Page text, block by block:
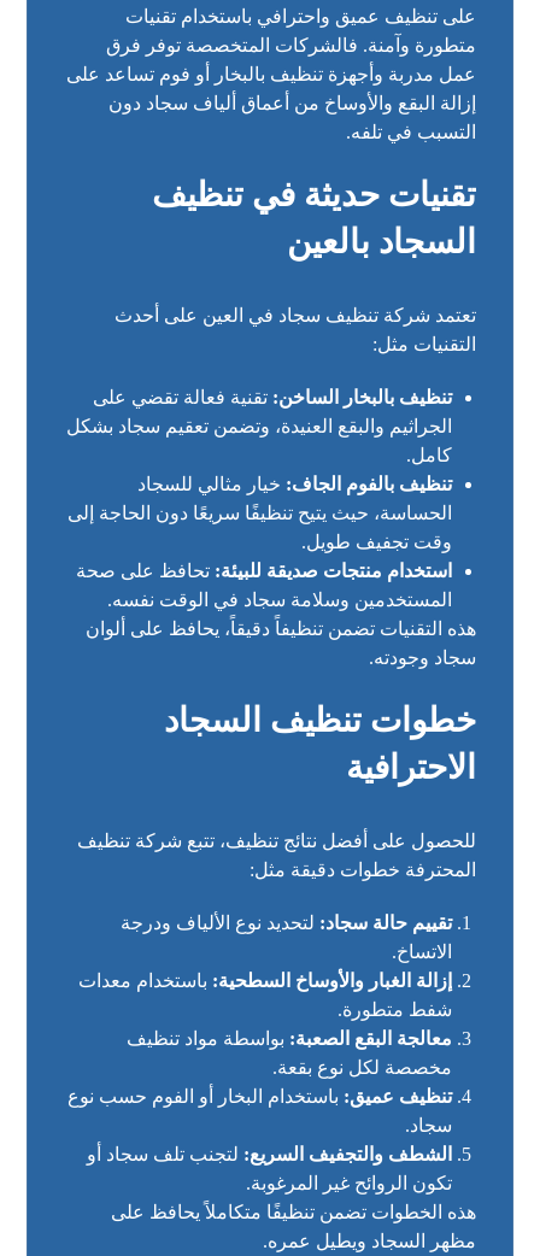
على تنظيف عميق واحترافي باستخدام تقنيات
متطورة وآمنة. فالشركات المتخصصة توفر فرق
عمل مدربة وأجهزة تنظيف بالبخار أو فوم تساعد على
إزالة البقع والأوساخ من أعماق ألياف سجاد دون
التسبب في تلفه.
تقنيات حديثة في تنظيف
السجاد بالعين
تعتمد شركة تنظيف سجاد في العين على أحدث
التقنيات مثل:
تنظيف بالبخار الساخن: تقنية فعالة تقضي على
الجراثيم والبقع العنيدة، وتضمن تعقيم سجاد بشكل
كامل.
تنظيف بالفوم الجاف: خيار مثالي للسجاد
الحساسة، حيث يتيح تنظيفًا سريعًا دون الحاجة إلى
وقت تجفيف طويل.
استخدام منتجات صديقة للبيئة: تحافظ على صحة
المستخدمين وسلامة سجاد في الوقت نفسه.
هذه التقنيات تضمن تنظيفاً دقيقاً، يحافظ على ألوان
سجاد وجودته.
خطوات تنظيف السجاد
الاحترافية
للحصول على أفضل نتائج تنظيف، تتبع شركة تنظيف
المحترفة خطوات دقيقة مثل:
تقييم حالة سجاد: لتحديد نوع الألياف ودرجة
الاتساخ.
إزالة الغبار والأوساخ السطحية: باستخدام معدات
شفط متطورة.
معالجة البقع الصعبة: بواسطة مواد تنظيف
مخصصة لكل نوع بقعة.
تنظيف عميق: باستخدام البخار أو الفوم حسب نوع
سجاد.
الشطف والتجفيف السريع: لتجنب تلف سجاد أو
تكون الروائح غير المرغوبة.
هذه الخطوات تضمن تنظيفًا متكاملاً يحافظ على
مظهر السجاد ويطيل عمره.